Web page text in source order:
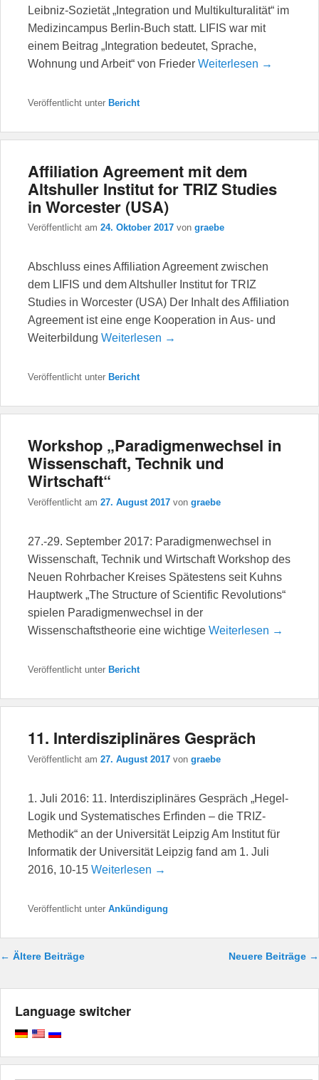
Leibniz-Sozietät „Integration und Multikulturalität“ im
Medizincampus Berlin-Buch statt. LIFIS war mit
einem Beitrag „Integration bedeutet, Sprache,
Wohnung und Arbeit“ von Frieder Weiterlesen →
Veröffentlicht unter Bericht
Affiliation Agreement mit dem
Altshuller Institut for TRIZ Studies
in Worcester (USA)
Veröffentlicht am 24. Oktober 2017 von graebe
Abschluss eines Affiliation Agreement zwischen
dem LIFIS und dem Altshuller Institut for TRIZ
Studies in Worcester (USA) Der Inhalt des Affiliation
Agreement ist eine enge Kooperation in Aus- und
Weiterbildung Weiterlesen →
Veröffentlicht unter Bericht
Workshop „Paradigmenwechsel in
Wissenschaft, Technik und
Wirtschaft“
Veröffentlicht am 27. August 2017 von graebe
27.-29. September 2017: Paradigmenwechsel in
Wissenschaft, Technik und Wirtschaft Workshop des
Neuen Rohrbacher Kreises Spätestens seit Kuhns
Hauptwerk „The Structure of Scientific Revolutions“
spielen Paradigmenwechsel in der
Wissenschaftstheorie eine wichtige Weiterlesen →
Veröffentlicht unter Bericht
11. Interdisziplinäres Gespräch
Veröffentlicht am 27. August 2017 von graebe
1. Juli 2016: 11. Interdisziplinäres Gespräch „Hegel-
Logik und Systematisches Erfinden – die TRIZ-
Methodik“ an der Universität Leipzig Am Institut für
Informatik der Universität Leipzig fand am 1. Juli
2016, 10-15 Weiterlesen →
Veröffentlicht unter Ankündigung
Beitragsnavigation
← Ältere Beiträge Neuere Beiträge →
Language switcher